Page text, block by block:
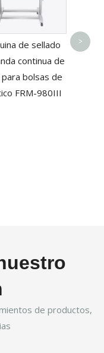
de sellado
continua de
bolsas de
FRM-980III
>
de productos,